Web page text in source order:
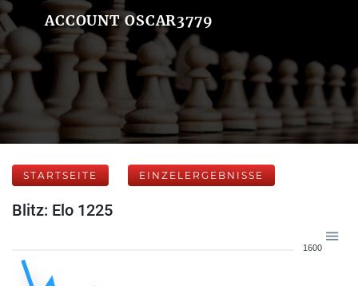
ACCOUNT OSCAR3779
STARTSEITE EINZELERGEBNISSE
Blitz: Elo 1225
1600